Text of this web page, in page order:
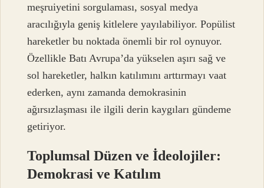
meşruiyetini sorgulaması, sosyal medya
aracılığıyla geniş kitlelere yayılabiliyor. Popülist
hareketler bu noktada önemli bir rol oynuyor.
Özellikle Batı Avrupa’da yükselen aşırı sağ ve
sol hareketler, halkın katılımını arttırmayı vaat
ederken, aynı zamanda demokrasinin
ağırsızlaşması ile ilgili derin kaygıları gündeme
getiriyor.
Toplumsal Düzen ve İdeolojiler:
Demokrasi ve Katılım